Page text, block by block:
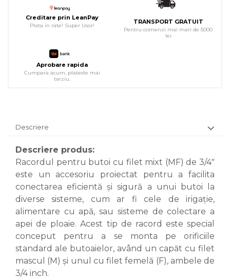
Creditare prin LeanPay
Plata in rate! Super Usor!
TRANSPORT GRATUIT
Pentru comenzi mai mari de 5000
lei
Aprobare rapida
Cumpara acum, plateste mai
tarziu.
Descriere
Descriere produs:
Racordul pentru butoi cu filet mixt (MF) de 3/4"
este un accesoriu proiectat pentru a facilita
conectarea eficientă și sigură a unui butoi la
diverse sisteme, cum ar fi cele de irigație,
alimentare cu apă, sau sisteme de colectare a
apei de ploaie. Acest tip de racord este special
conceput pentru a se monta pe orificiile
standard ale butoaielor, având un capăt cu filet
mascul (M) și unul cu filet femelă (F), ambele de
3/4 inch.